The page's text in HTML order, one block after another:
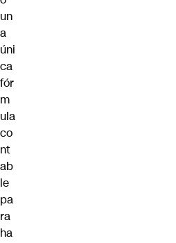
un
a
úni
ca
fór
m
ula
co
nt
ab
le
pa
ra
ha